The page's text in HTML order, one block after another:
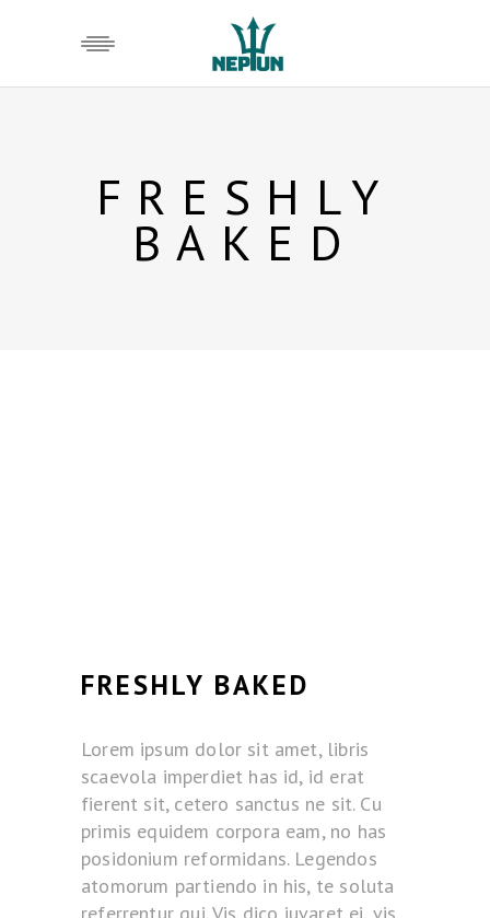
FRESHLY
BAKED
FRESHLY BAKED
Lorem ipsum dolor sit amet, libris
scaevola imperdiet has id, id erat
fierent sit, cetero sanctus ne sit. Cu
primis equidem corpora eam, no has
posidonium reformidans. Legendos
atomorum partiendo in his, te soluta